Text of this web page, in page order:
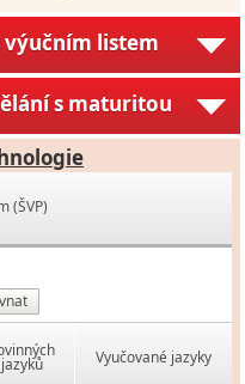
výučním listem
s maturitou
(ŠVP)
Vyučované jazyky